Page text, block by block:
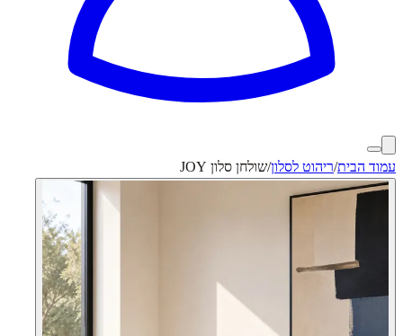
עמוד הבית/ריהוט לסלון/שולחן סלון JOY